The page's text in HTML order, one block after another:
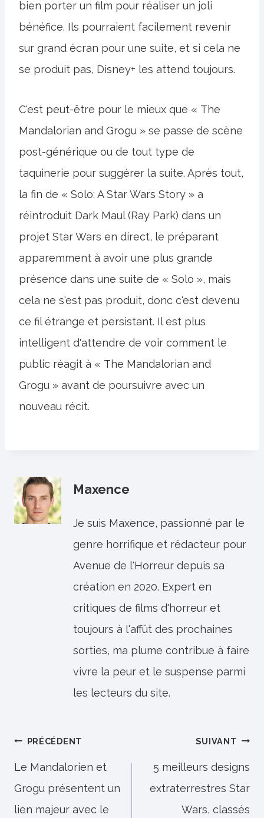
bien porter un film pour réaliser un joli
bénéfice. Ils pourraient facilement revenir
sur grand écran pour une suite, et si cela ne
se produit pas, Disney+ les attend toujours.
C'est peut-être pour le mieux que « The
Mandalorian and Grogu » se passe de scène
post-générique ou de tout type de
taquinerie pour suggérer la suite. Après tout,
la fin de « Solo: A Star Wars Story » a
réintroduit Dark Maul (Ray Park) dans un
projet Star Wars en direct, le préparant
apparemment à avoir une plus grande
présence dans une suite de « Solo », mais
cela ne s'est pas produit, donc c'est devenu
ce fil étrange et persistant. Il est plus
intelligent d'attendre de voir comment le
public réagit à « The Mandalorian and
Grogu » avant de poursuivre avec un
nouveau récit.
Maxence
Je suis Maxence, passionné par le
genre horrifique et rédacteur pour
Avenue de l'Horreur depuis sa
création en 2020. Expert en
critiques de films d'horreur et
toujours à l'affût des prochaines
sorties, ma plume contribue à faire
vivre la peur et le suspense parmi
les lecteurs du site.
Navigation
de
l’article
PRÉCÉDENT
Le Mandalorien et
Grogu présentent un
lien majeur avec le
SUIVANT
5 meilleurs designs
extraterrestres Star
Wars, classés